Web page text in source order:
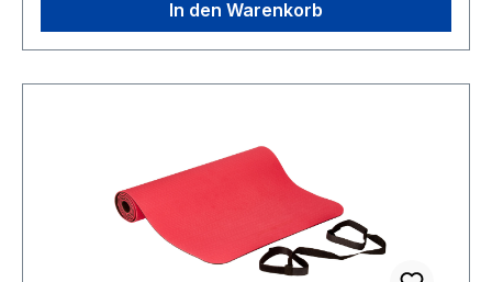
In den Warenkorb